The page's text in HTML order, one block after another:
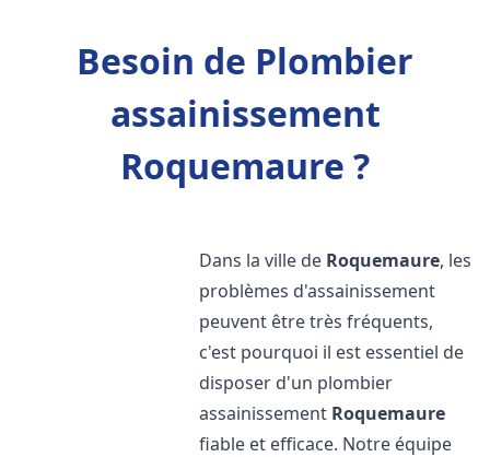
Besoin de Plombier
assainissement
Roquemaure ?
Dans la ville de Roquemaure, les
problèmes d'assainissement
peuvent être très fréquents,
c'est pourquoi il est essentiel de
disposer d'un plombier
assainissement Roquemaure
fiable et efficace. Notre équipe